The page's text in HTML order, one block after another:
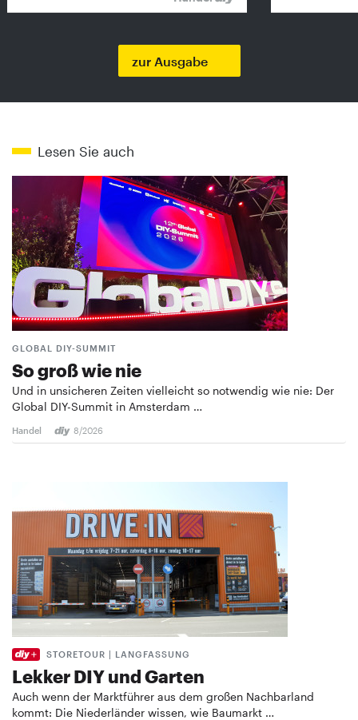
zur Ausgabe
Lesen Sie auch
GLOBAL DIY-SUMMIT
So groß wie nie
Und in unsicheren Zeiten vielleicht so notwendig wie nie: Der
Global DIY-Summit in Amsterdam …
Handel 8/2026
STORETOUR | LANGFASSUNG
Lekker DIY und Garten
Auch wenn der Marktführer aus dem großen Nachbarland
kommt: Die Niederländer wissen, wie Baumarkt …